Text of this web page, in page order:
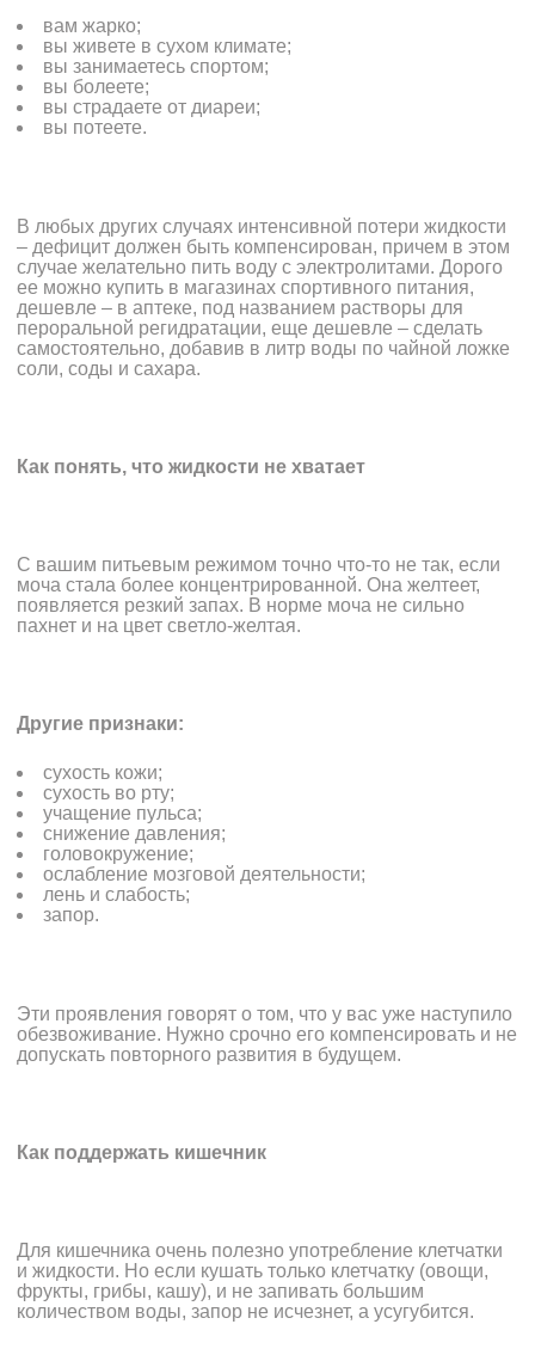
вам жарко;
вы живете в сухом климате;
вы занимаетесь спортом;
вы болеете;
вы страдаете от диареи;
вы потеете.
В любых других случаях интенсивной потери жидкости
– дефицит должен быть компенсирован, причем в этом
случае желательно пить воду с электролитами. Дорого
ее можно купить в магазинах спортивного питания,
дешевле – в аптеке, под названием растворы для
пероральной регидратации, еще дешевле – сделать
самостоятельно, добавив в литр воды по чайной ложке
соли, соды и сахара.
Как понять, что жидкости не хватает
С вашим питьевым режимом точно что-то не так, если
моча стала более концентрированной. Она желтеет,
появляется резкий запах. В норме моча не сильно
пахнет и на цвет светло-желтая.
Другие признаки:
сухость кожи;
сухость во рту;
учащение пульса;
снижение давления;
головокружение;
ослабление мозговой деятельности;
лень и слабость;
запор.
Эти проявления говорят о том, что у вас уже наступило
обезвоживание. Нужно срочно его компенсировать и не
допускать повторного развития в будущем.
Как поддержать кишечник
Для кишечника очень полезно употребление клетчатки
и жидкости. Но если кушать только клетчатку (овощи,
фрукты, грибы, кашу), и не запивать большим
количеством воды, запор не исчезнет, а усугубится.